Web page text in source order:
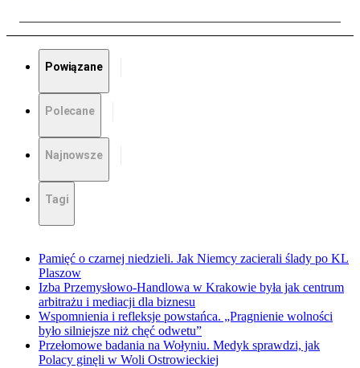
Powiązane
Polecane
Najnowsze
Tagi
Pamięć o czarnej niedzieli. Jak Niemcy zacierali ślady po KL
Plaszow
Izba Przemysłowo-Handlowa w Krakowie była jak centrum
arbitrażu i mediacji dla biznesu
Wspomnienia i refleksje powstańca. „Pragnienie wolności
było silniejsze niż chęć odwetu”
Przełomowe badania na Wołyniu. Medyk sprawdzi, jak
Polacy ginęli w Woli Ostrowieckiej